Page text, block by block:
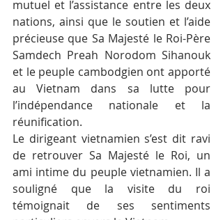
mutuel et l’assistance entre les deux
nations, ainsi que le soutien et l’aide
précieuse que Sa Majesté le Roi-Père
Samdech Preah Norodom Sihanouk
et le peuple cambodgien ont apporté
au Vietnam dans sa lutte pour
l’indépendance nationale et la
réunification.
Le dirigeant vietnamien s’est dit ravi
de retrouver Sa Majesté le Roi, un
ami intime du peuple vietnamien. Il a
souligné que la visite du roi
témoignait de ses sentiments